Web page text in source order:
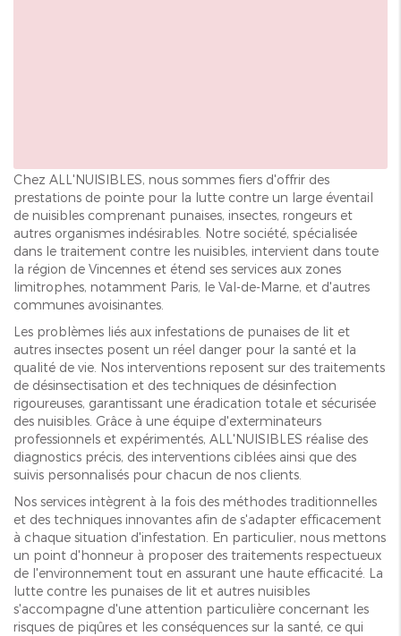
Chez ALL'NUISIBLES, nous sommes fiers d'offrir des
prestations de pointe pour la lutte contre un large éventail
de nuisibles comprenant punaises, insectes, rongeurs et
autres organismes indésirables. Notre société, spécialisée
dans le traitement contre les nuisibles, intervient dans toute
la région de Vincennes et étend ses services aux zones
limitrophes, notamment Paris, le Val-de-Marne, et d'autres
communes avoisinantes.
Les problèmes liés aux infestations de punaises de lit et
autres insectes posent un réel danger pour la santé et la
qualité de vie. Nos interventions reposent sur des traitements
de désinsectisation et des techniques de désinfection
rigoureuses, garantissant une éradication totale et sécurisée
des nuisibles. Grâce à une équipe d'exterminateurs
professionnels et expérimentés, ALL'NUISIBLES réalise des
diagnostics précis, des interventions ciblées ainsi que des
suivis personnalisés pour chacun de nos clients.
Nos services intègrent à la fois des méthodes traditionnelles
et des techniques innovantes afin de s'adapter efficacement
à chaque situation d'infestation. En particulier, nous mettons
un point d'honneur à proposer des traitements respectueux
de l'environnement tout en assurant une haute efficacité. La
lutte contre les punaises de lit et autres nuisibles
s'accompagne d'une attention particulière concernant les
risques de piqûres et les conséquences sur la santé, ce qui